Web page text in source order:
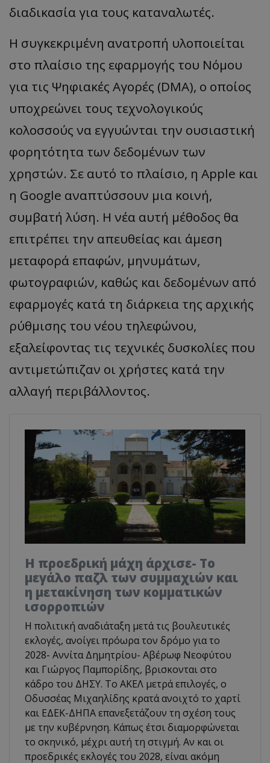
διαδικασία για τους καταναλωτές.
Η συγκεκριμένη ανατροπή υλοποιείται
στο πλαίσιο της εφαρμογής του Νόμου
για τις Ψηφιακές Αγορές (DMA), ο οποίος
υποχρεώνει τους τεχνολογικούς
κολοσσούς να εγγυώνται την ουσιαστική
φορητότητα των δεδομένων των
χρηστών. Σε αυτό το πλαίσιο, η Apple και
η Google αναπτύσσουν μια κοινή,
συμβατή λύση. Η νέα αυτή μέθοδος θα
επιτρέπει την απευθείας και άμεση
μεταφορά επαφών, μηνυμάτων,
φωτογραφιών, καθώς και δεδομένων από
εφαρμογές κατά τη διάρκεια της αρχικής
ρύθμισης του νέου τηλεφώνου,
εξαλείφοντας τις τεχνικές δυσκολίες που
αντιμετώπιζαν οι χρήστες κατά την
αλλαγή περιβάλλοντος.
Η προεδρική μάχη άρχισε- Το
μεγάλο παζλ των συμμαχιών και
η μετακίνηση των κομματικών
ισορροπιών
Η πολιτική αναδιάταξη μετά τις βουλευτικές
εκλογές, ανοίγει πρόωρα τον δρόμο για το
2028- Αννίτα Δημητρίου- Αβέρωφ Νεοφύτου
και Γιώργος Παμπορίδης, βρισκονται στο
κάδρο του ΔΗΣΥ. Το ΑΚΕΛ μετρά επιλογές, ο
Οδυσσέας Μιχαηλίδης κρατά ανοιχτό το χαρτί
και ΕΔΕΚ-ΔΗΠΑ επανεξετάζουν τη σχέση τους
με την κυβέρνηση. Κάπως έτσι διαμορφώνεται
το σκηνικό, μέχρι αυτή τη στιγμή. Αν και οι
προεδρικές εκλογές του 2028, είναι ακόμη